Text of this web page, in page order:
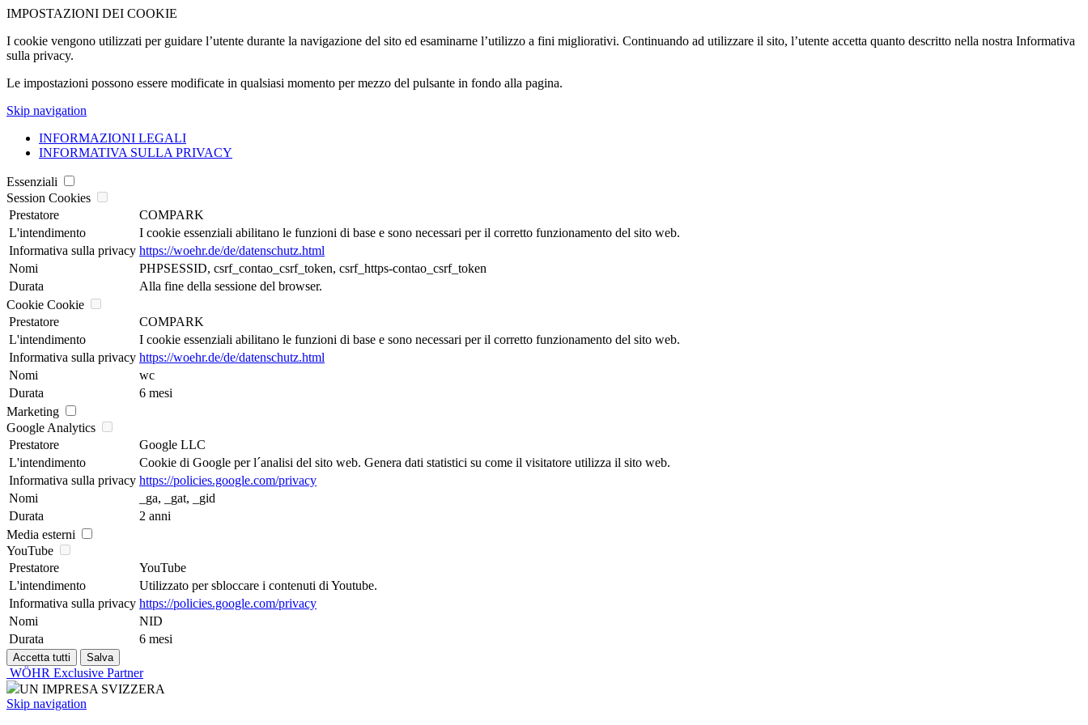
IMPOSTAZIONI DEI COOKIE
I cookie vengono utilizzati per guidare l’utente durante la navigazione del sito ed esaminarne l’utilizzo a fini migliorativi. Continuando ad utilizzare il sito, l’utente accetta quanto descritto nella nostra Informativa
sulla privacy.
Le impostazioni possono essere modificate in qualsiasi momento per mezzo del pulsante in fondo alla pagina.
Skip navigation
INFORMAZIONI LEGALI
INFORMATIVA SULLA PRIVACY
Essenziali
Session Cookies
Prestatore
COMPARK
L'intendimento
I cookie essenziali abilitano le funzioni di base e sono necessari per il corretto funzionamento del sito web.
Informativa sulla privacy https://woehr.de/de/datenschutz.html
Nomi
PHPSESSID, csrf_contao_csrf_token, csrf_https-contao_csrf_token
Durata
Alla fine della sessione del browser.
Cookie Cookie
Prestatore
COMPARK
L'intendimento
I cookie essenziali abilitano le funzioni di base e sono necessari per il corretto funzionamento del sito web.
Informativa sulla privacy https://woehr.de/de/datenschutz.html
Nomi
wc
Durata
6 mesi
Marketing
Google Analytics
Prestatore
Google LLC
L'intendimento
Cookie di Google per l´analisi del sito web. Genera dati statistici su come il visitatore utilizza il sito web.
Informativa sulla privacy https://policies.google.com/privacy
Nomi
_ga, _gat, _gid
Durata
2 anni
Media esterni
YouTube
Prestatore
YouTube
L'intendimento
Utilizzato per sbloccare i contenuti di Youtube.
Informativa sulla privacy https://policies.google.com/privacy
Nomi
NID
Durata
6 mesi
WÖHR Exclusive Partner
UN IMPRESA SVIZZERA
Skip navigation